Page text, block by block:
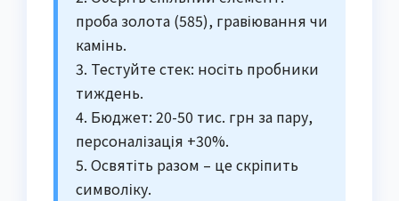
проба золота (585), гравіювання чи
камінь.
3. Тестуйте стек: носіть пробники
тиждень.
4. Бюджет: 20-50 тис. грн за пару,
персоналізація +30%.
5. Освятіть разом – це скріпить
символіку.